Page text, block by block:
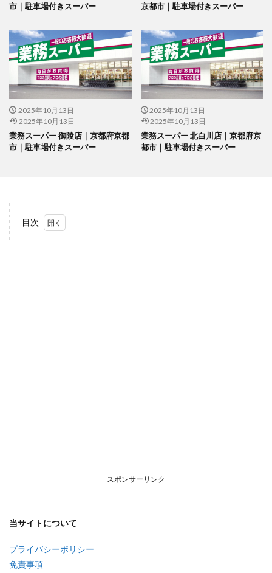
市｜駐車場付きスーパー
京都市｜駐車場付きスーパー
2025年10月13日
2025年10月13日
業務スーパー 御陵店｜京都府京都
市｜駐車場付きスーパー
2025年10月13日
2025年10月13日
業務スーパー 北白川店｜京都府京
都市｜駐車場付きスーパー
目次
スポンサーリンク
当サイトについて
プライバシーポリシー
免責事項